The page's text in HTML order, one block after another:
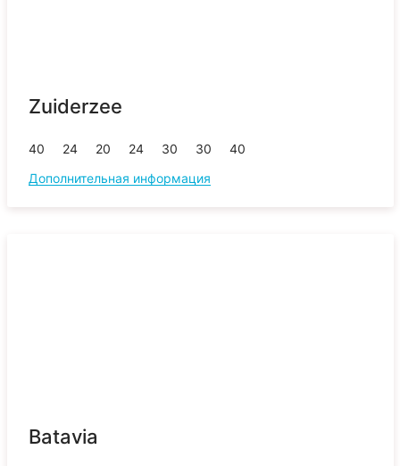
Zuiderzee
40 24 20 24 30 30
40
Дополнительная информация
Batavia